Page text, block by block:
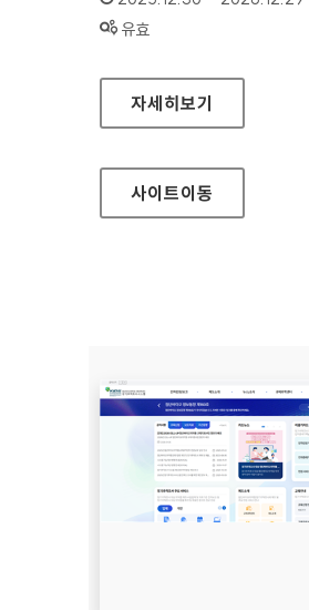
상태 :
유효
보건복지부 면허민원안내
자세히보기
사이트이동